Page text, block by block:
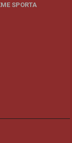
SPORTA